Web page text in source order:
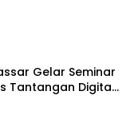
Gelar Seminar
Tantangan Digital